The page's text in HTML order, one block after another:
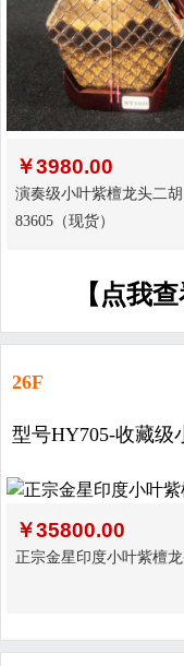
￥3980.00
演奏级小叶紫檀龙头二胡
83605（现货）
【点我
26F
型号HY705-收藏级
￥35800.00
正宗金星印度小叶紫檀龙